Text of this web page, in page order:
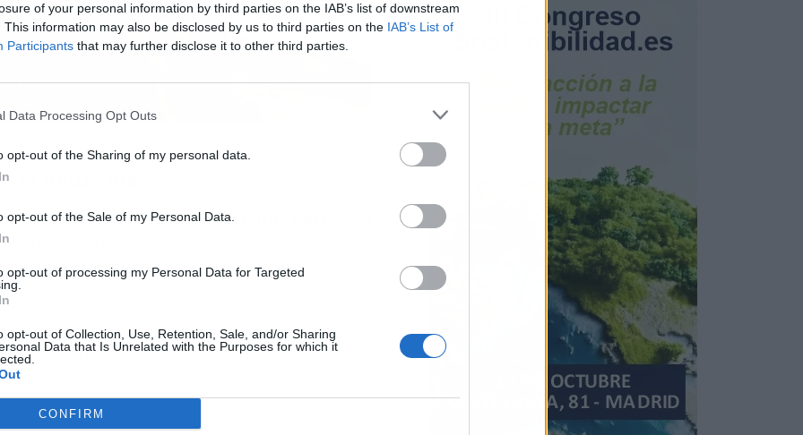
of your personal information by third parties on the IAB’s list of downstream
This information may also be disclosed by us to third parties on the IAB’s List of
Participants that may further disclose it to other third parties.
Data Processing Opt Outs
opt-out of the Sharing of my personal data.
opt-out of the Sale of my Personal Data.
opt-out of processing my Personal Data for Targeted
opt-out of Collection, Use, Retention, Sale, and/or Sharing
Data that Is Unrelated with the Purposes for which it
CONFIRM
lo ocurrido
lo que pudo haber sucedido entre sus
y yo bromeamos diciendo que heredé su
perseguimos con una visión de túnel hasta
y el sentido de independencia", explica.
debido a sus carreras, pero mientras Pep
se distingue por su independencia, su pasión
con caracteres fuertes, sin ninguna
comprometidos con sus